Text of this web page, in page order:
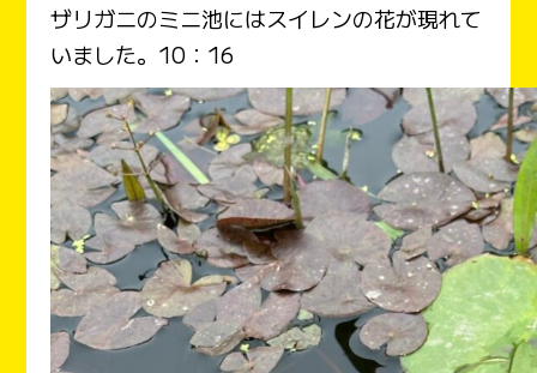
ザリガニのミニ池にはスイレンの花が現れて
いました。10：16